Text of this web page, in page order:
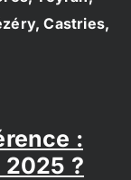
Castries,
:
?